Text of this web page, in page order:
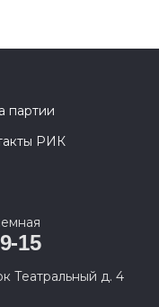
партии
РИК
15
Театральный д. 4